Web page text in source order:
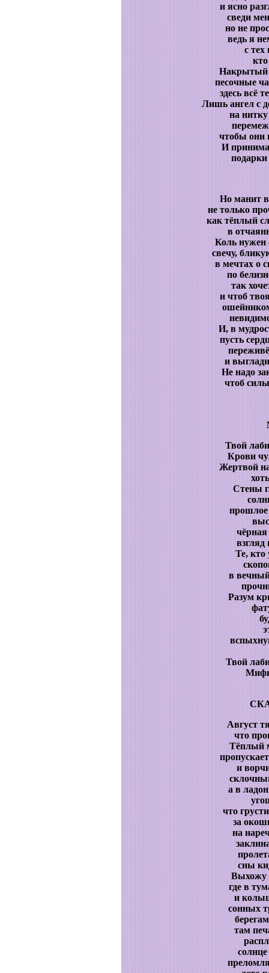
и ясно
сведи
но не
ведь я
с
Накрытый
песочные
здесь всё
Лишь ангел с
на
чтобы они
И
Но манит
не только
как тёплый
в
Коль нужен
свечу,
в мечтах о
по
так
и чтоб
И, в
пусть
и
Не надо
чтоб
Твой
Крови
Жертвой
Стены
чёрная
Те, кто
в
Разум
Твой
Мифы
Август
что
Тёплый
и
а в
что
за
на
сны
Выхожу
где в
и
сонных
там